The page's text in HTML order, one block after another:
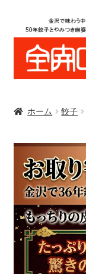
ビ
シ
ン
ス
ン
ツ
ス
ッ
店舗メニュー
宴会/コース料理
Blog
カートを見る
ホーム 餃子